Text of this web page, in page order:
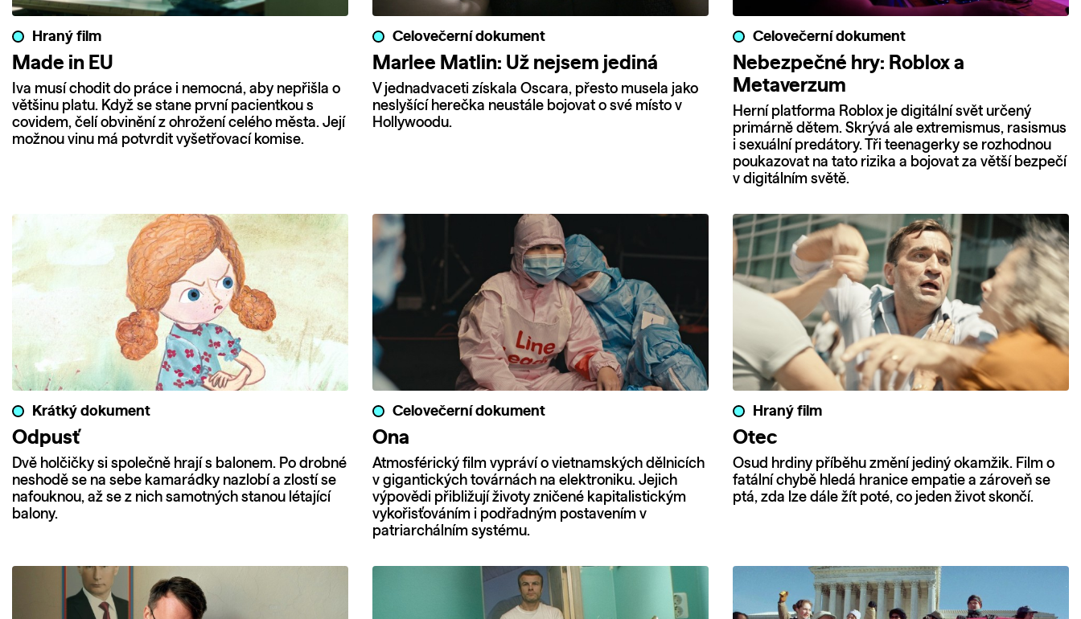
Hraný film
Made in EU
Iva musí chodit do práce i nemocná, aby nepřišla o
většinu platu. Když se stane první pacientkou s
covidem, čelí obvinění z ohrožení celého města. Její
možnou vinu má potvrdit vyšetřovací komise.
Celovečerní dokument
Marlee Matlin: Už nejsem jediná
V jednadvaceti získala Oscara, přesto musela jako
neslyšící herečka neustále bojovat o své místo v
Hollywoodu.
Celovečerní dokument
Nebezpečné hry: Roblox a
Metaverzum
Herní platforma Roblox je digitální svět určený
primárně dětem. Skrývá ale extremismus, rasismus
i sexuální predátory. Tři teenagerky se rozhodnou
poukazovat na tato rizika a bojovat za větší bezpečí
v digitálním světě.
Krátký dokument
Odpusť
Dvě holčičky si společně hrají s balonem. Po drobné
neshodě se na sebe kamarádky nazlobí a zlostí se
nafouknou, až se z nich samotných stanou létající
balony.
Celovečerní dokument
Ona
Atmosférický film vypráví o vietnamských dělnicích
v gigantických továrnách na elektroniku. Jejich
výpovědi přibližují životy zničené kapitalistickým
vykořisťováním i podřadným postavením v
patriarchálním systému.
Hraný film
Otec
Osud hrdiny příběhu změní jediný okamžik. Film o
fatální chybě hledá hranice empatie a zároveň se
ptá, zda lze dále žít poté, co jeden život skončí.